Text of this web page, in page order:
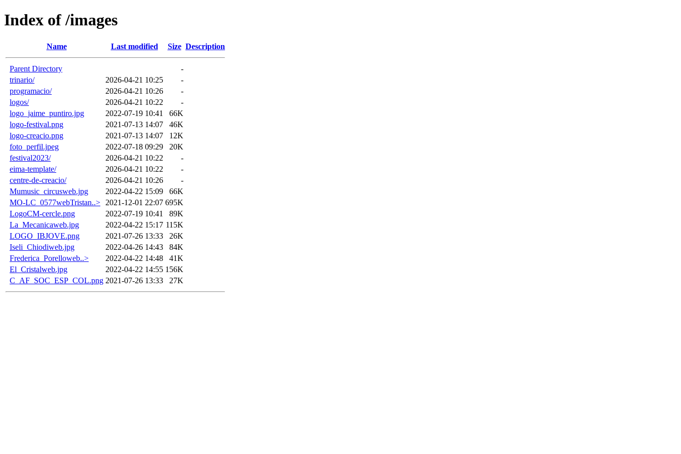
Index of /images
Name Last modified Size Description
Parent Directory
-
trinario/
2026-04-21 10:25
-
programacio/
2026-04-21 10:26
-
logos/
2026-04-21 10:22
-
logo_jaime_puntiro.jpg
2022-07-19 10:41
66K
logo-festival.png
2021-07-13 14:07
46K
logo-creacio.png
2021-07-13 14:07
12K
foto_perfil.jpeg
2022-07-18 09:29
20K
festival2023/
2026-04-21 10:22
-
eima-template/
2026-04-21 10:22
-
centre-de-creacio/
2026-04-21 10:26
-
Mumusic_circusweb.jpg
2022-04-22 15:09
66K
MO-LC_0577webTristan..>
2021-12-01 22:07 695K
LogoCM-cercle.png
2022-07-19 10:41
89K
La_Mecanicaweb.jpg
2022-04-22 15:17 115K
LOGO_IBJOVE.png
2021-07-26 13:33
26K
Iseli_Chiodiweb.jpg
2022-04-26 14:43
84K
Frederica_Porelloweb..>
2022-04-22 14:48
41K
El_Cristalweb.jpg
2022-04-22 14:55 156K
C_AF_SOC_ESP_COL.png 2021-07-26 13:33 27K